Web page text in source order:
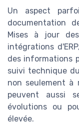
Un aspect
documentation
Mises à jour
intégrations
des informations
suivi technique
non seulement à
peuvent aussi
évolutions ou
élevée.